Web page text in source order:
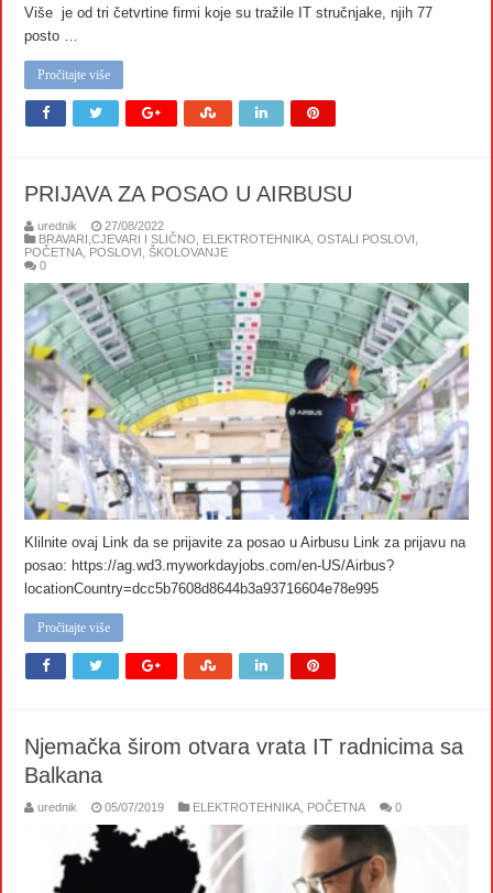
Više je od tri četvrtine firmi koje su tražile IT stručnjake, njih 77
posto …
Pročitajte više
PRIJAVA ZA POSAO U AIRBUSU
urednik
27/08/2022
BRAVARI,CJEVARI I SLIČNO
ELEKTROTEHNIKA ,OSTALI POSLOVI
POČETNA
POSLOVI ,ŠKOLOVANJE
0
Klilnite ovaj Link da se prijavite za posao u Airbusu Link za prijavu na
posao: https://ag.wd3.myworkdayjobs.com/en-US/Airbus?
locationCountry=dcc5b7608d8644b3a93716604e78e995
Pročitajte više
Njemačka širom otvara vrata IT radnicima sa
Balkana
urednik 05/07/2019 ELEKTROTEHNIKA POČETNA 0